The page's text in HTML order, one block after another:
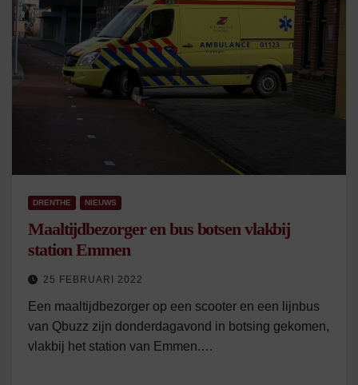
DRENTHE NIEUWS
Maaltijdbezorger en bus botsen vlakbij
station Emmen
25 FEBRUARI 2022
Een maaltijdbezorger op een scooter en een lijnbus
van Qbuzz zijn donderdagavond in botsing gekomen,
vlakbij het station van Emmen.…